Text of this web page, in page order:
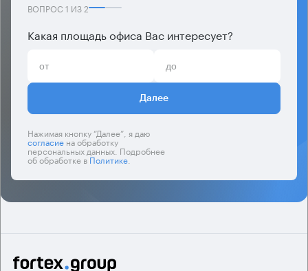
ВОПРОС 1 ИЗ2
Какая площадь офиса Вас интересует?
Далее
Нажимая кнопку “Далее”, я даю
согласиена обработку
персональных данных. Подробнее
об обработке вПолитике.